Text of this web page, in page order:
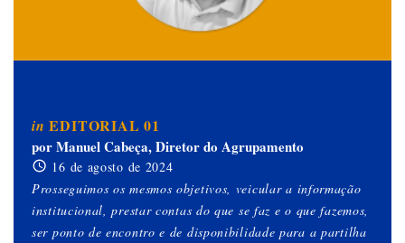
in EDITORIAL 01
por Manuel Cabeça, Diretor do Agrupamento
16 de agosto de 2024
Prosseguimos os mesmos objetivos, veicular a informação
institucional, prestar contas do que se faz e o que fazemos,
ser ponto de encontro e de disponibilidade para a partilha